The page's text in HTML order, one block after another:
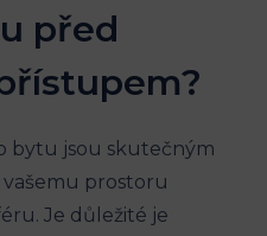
před
bytu jsou skutečným
prostoru
Je důležité je